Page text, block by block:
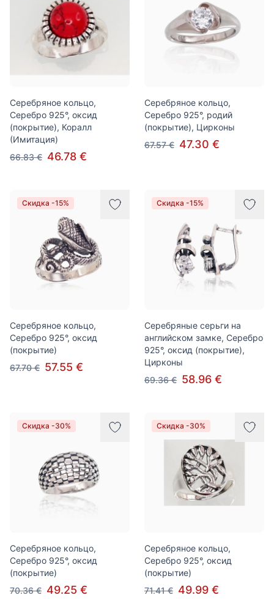
Серебряное кольцо,
Серебро 925°, оксид
(покрытие), Коралл
(Имитация)
66.83 € 46.78 €
Серебряное кольцо,
Серебро 925°, родий
(покрытие), Цирконы
67.57 € 47.30 €
Скидка -15%
Серебряное кольцо,
Серебро 925°, оксид
(покрытие)
67.70 € 57.55 €
Скидка -15%
Серебряные серьги на
английском замке, Серебро
925°, оксид (покрытие),
Цирконы
69.36 € 58.96 €
Скидка -30%
Серебряное кольцо,
Серебро 925°, оксид
(покрытие)
70.36 € 49.25 €
Скидка -30%
Серебряное кольцо,
Серебро 925°, оксид
(покрытие)
71.41 € 49.99 €